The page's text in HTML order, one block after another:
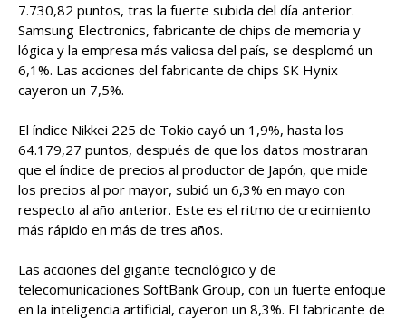
7.730,82 puntos, tras la fuerte subida del día anterior.
Samsung Electronics, fabricante de chips de memoria y
lógica y la empresa más valiosa del país, se desplomó un
6,1%. Las acciones del fabricante de chips SK Hynix
cayeron un 7,5%.
El índice Nikkei 225 de Tokio cayó un 1,9%, hasta los
64.179,27 puntos, después de que los datos mostraran
que el índice de precios al productor de Japón, que mide
los precios al por mayor, subió un 6,3% en mayo con
respecto al año anterior. Este es el ritmo de crecimiento
más rápido en más de tres años.
Las acciones del gigante tecnológico y de
telecomunicaciones SoftBank Group, con un fuerte enfoque
en la inteligencia artificial, cayeron un 8,3%. El fabricante de